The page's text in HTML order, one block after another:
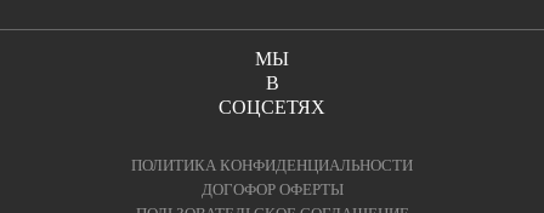
МЫ
В
СОЦСЕТЯХ
ПОЛИТИКА КОНФИДЕНЦИАЛЬНОСТИ
ДОГОФОР ОФЕРТЫ